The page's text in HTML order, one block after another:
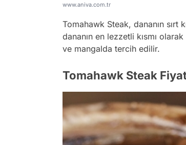
www.aniva.com.tr
Tomahawk Steak, dananın sırt
dananın en lezzetli kısmı
ve mangalda tercih edilir.
Tomahawk Steak